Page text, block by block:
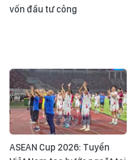
vốn đầu tư công
ASEAN Cup 2026: Tuyển